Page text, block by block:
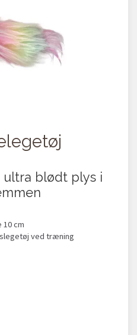
blødt plys i
cm
ved træning